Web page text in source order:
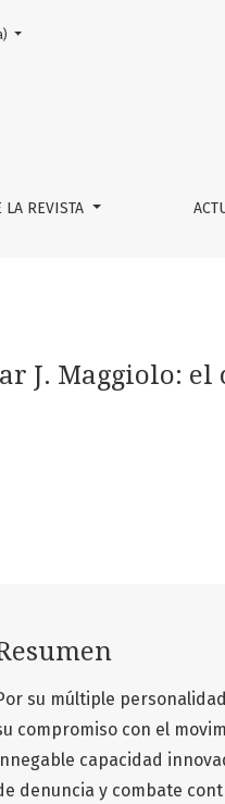
el combate por
LA REVISTA
El actual es:
J. Maggiolo:
su múltiple
compromiso con el
capacidad
denuncia y combate